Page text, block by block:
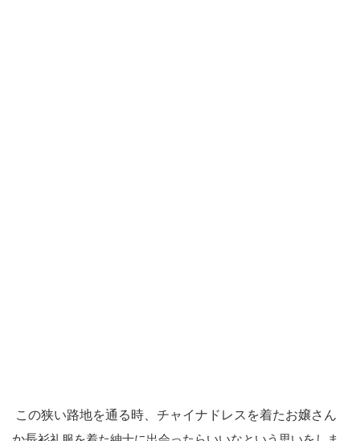
この狭い路地を通る時、チャイナドレスを着たお嬢さん